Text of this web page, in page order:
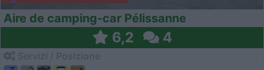
Aire de camping-car Pélissanne
6,2 4